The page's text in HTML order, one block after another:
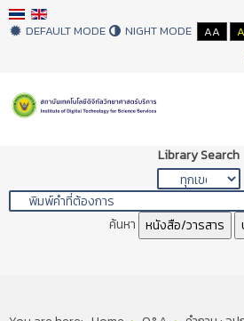
DEFAULT MODE NIGHT MODE AA
Library Search
ค้นหา หนังสือ/วารสาร